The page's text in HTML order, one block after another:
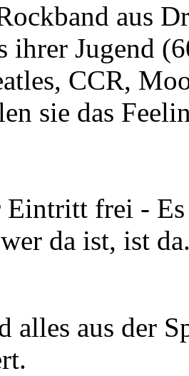
aus
ihrer Jugend
CCR,
sie das
frei -
da ist, ist
alles aus der